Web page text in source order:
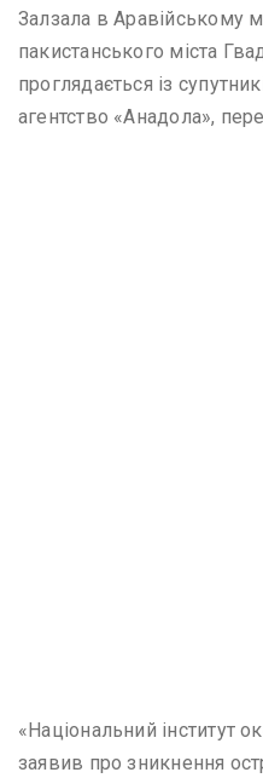
Залзала в Аравійському
пакистанського міста
проглядається із
агентство «Анадола»,
«Національний інститут
заявив про зникнення